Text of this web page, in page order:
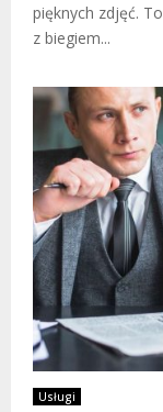
pięknych zdjęć.
z biegiem...
Usługi